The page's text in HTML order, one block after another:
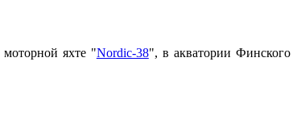
яхте "Nordic-38", в акватории Финского